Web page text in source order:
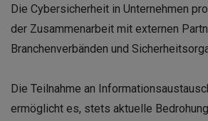
Die Cybersicherheit in Unternehmen
der Zusammenarbeit mit externen
Branchenverbänden und
Die Teilnahme an
ermöglicht es, stets aktuelle